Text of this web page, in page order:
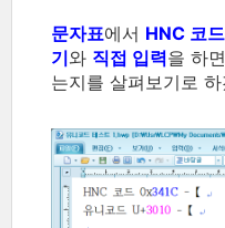
문자표에서 HNC 코드
기와 직접 입력을 하
는지를 살펴보기로